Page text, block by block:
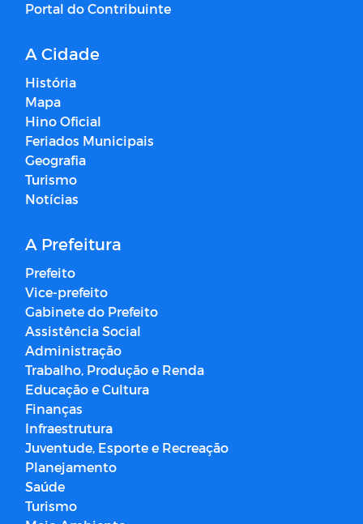
Portal do Contribuinte
A Cidade
História
Mapa
Hino Oficial
Feriados Municipais
Geografia
Turismo
Notícias
A Prefeitura
Prefeito
Vice-prefeito
Gabinete do Prefeito
Assistência Social
Administração
Trabalho, Produção e Renda
Educação e Cultura
Finanças
Infraestrutura
Juventude, Esporte e Recreação
Planejamento
Saúde
Turismo